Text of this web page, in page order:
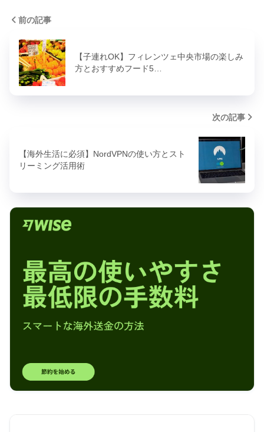
前の記事
【子連れOK】フィレンツェ中央市場の楽しみ
方とおすすめフード5…
次の記事
【海外生活に必須】NordVPNの使い方とスト
リーミング活用術